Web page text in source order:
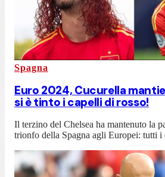
Spagna
Euro 2024, Cucurella
si è tinto i capelli di rosso!
Il terzino del Chelsea ha mantenuto la
trionfo della Spagna agli Europei: tutti i